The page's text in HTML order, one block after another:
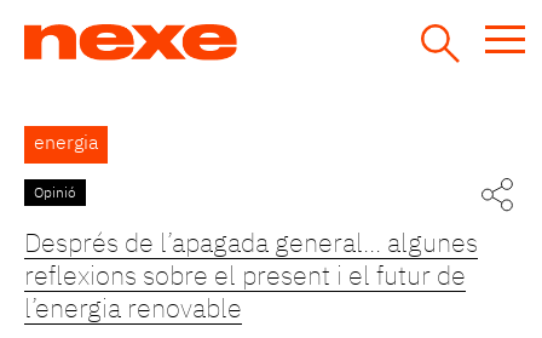
Back
to
top
energia
Opinió
Després de l’apagada general... algunes
reflexions sobre el present i el futur de
l’energia renovable
Pàgines